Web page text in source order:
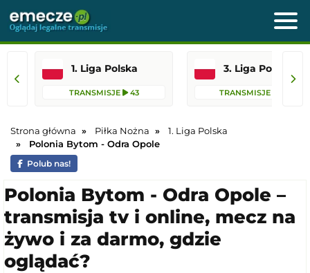
1. Liga Polska
TRANSMISJE 43
3. Liga Polska
TRANSMISJE
Strona główna Piłka Nożna
1. Liga Polska
Polonia Bytom - Odra Opole
Polub nas!
Polonia Bytom - Odra Opole –
transmisja tv i online, mecz na
żywo i za darmo, gdzie
oglądać?